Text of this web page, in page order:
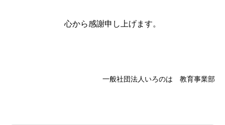
心から感謝申し上げます。
一般社団法人いろのは 教育事業部